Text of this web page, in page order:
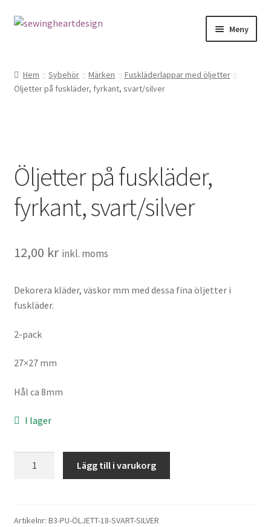
Hoppa
Hoppa
Meny
Mönster
Knappar
Nitar
Snören
Hem Sybehör Märken
Fuskläderlappar med öljetter
Öljetter på fuskläder, fyrkant, svart/silver
Öljetter på fuskläder,
fyrkant, svart/silver
12,00 kr inkl. moms
Dekorera kläder, väskor mm med dessa fina öljetter i
fuskläder.
2-pack
27×27 mm
Hål ca 8mm
I lager
svart/silver
Lägg till i varukorg
Artikelnr: B3-PU-ÖLJETT-18-SVART-SILVER